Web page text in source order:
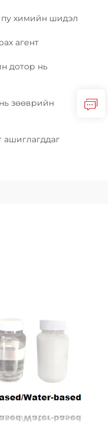
пу химийн шидэл
агент
дотор нь
зөөврийн
ашиглагддаг